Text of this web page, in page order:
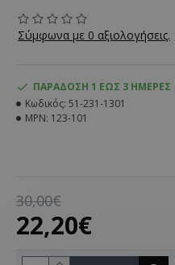
Σύμφωνα με 0 αξιολογήσεις.
22,20€
30,00€
ΠΑΡΆΔΟΣΗ 1 ΈΩΣ 3 ΗΜΈΡΕΣ
Κωδικός: 51-231-1301
MPN: 123-101